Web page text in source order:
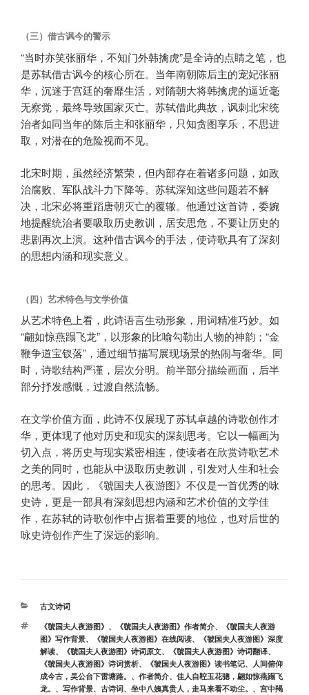
（三）借古讽今的警示
“当时亦笑张丽华，不知门外韩擒虎”是全诗的点睛之笔，也
是苏轼借古讽今的核心所在。当年南朝陈后主的宠妃张丽
华，沉迷于宫廷的奢靡生活，对隋朝大将韩擒虎的逼近毫
无察觉，最终导致国家灭亡。苏轼借此典故，讽刺北宋统
治者如同当年的陈后主和张丽华，只知贪图享乐，不思进
取，对潜在的危险视而不见。
北宋时期，虽然经济繁荣，但内部存在着诸多问题，如政
治腐败、军队战斗力下降等。苏轼深知这些问题若不解
决，北宋必将重蹈唐朝灭亡的覆辙。他通过这首诗，委婉
地提醒统治者要吸取历史教训，居安思危，不要让历史的
悲剧再次上演。这种借古讽今的手法，使诗歌具有了深刻
的思想内涵和现实意义。
（四）艺术特色与文学价值
从艺术特色上看，此诗语言生动形象，用词精准巧妙。如
“翩如惊燕蹋飞龙”，以形象的比喻勾勒出人物的神韵；“金
鞭争道宝钗落”，通过细节描写展现场景的热闹与奢华。同
时，诗歌结构严谨，层次分明。前半部分描绘画面，后半
部分抒发感慨，过渡自然流畅。
在文学价值方面，此诗不仅展现了苏轼卓越的诗歌创作才
华，更体现了他对历史和现实的深刻思考。它以一幅画为
切入点，将历史与现实紧密相连，使读者在欣赏诗歌艺术
之美的同时，也能从中汲取历史教训，引发对人生和社会
的思考。因此，《虢国夫人夜游图》不仅是一首优秀的咏
史诗，更是一部具有深刻思想内涵和艺术价值的文学佳
作，在苏轼的诗歌创作中占据着重要的地位，也对后世的
咏史诗创作产生了深远的影响。
分
古文诗词
标
签
《虢国夫人夜游图》 、 《虢国夫人夜游图》作者简介、
《虢国夫人夜游
图》写作背景、 《虢国夫人夜游图》在线阅读、
《虢国夫人夜游图》深度
解读、 《虢国夫人夜游图》诗词原文、 《虢国夫人夜游图》诗词翻译、
《虢国夫人夜游图》诗词赏析、 《虢国夫人夜游图》读书笔记、 人间俯仰
成今古，吴公台下雷塘路。 、 作者简介、 佳人自鞚玉花骢，翩如惊燕蹋飞
龙。 、 写作背景、 古诗词、 坐中八姨真贵人，走马来看不动尘。 、 宫中羯